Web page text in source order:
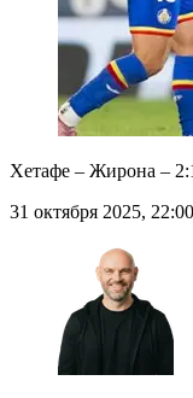
Хетафе – Жирона –
31 октября 2025, 22:00